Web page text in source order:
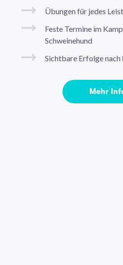
Übungen für jedes
Feste Termine im
Schweinehund
Sichtbare Erfolge nach
Mehr